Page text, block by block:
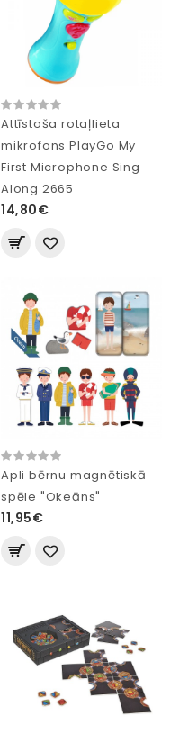
Attīstoša rotaļlieta
mikrofons PlayGo My
First Microphone Sing
Along 2665
14,80€
Apli bērnu magnētiskā
spēle "Okeāns"
11,95€